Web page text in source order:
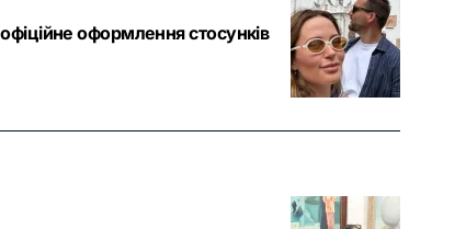
оформлення стосунків